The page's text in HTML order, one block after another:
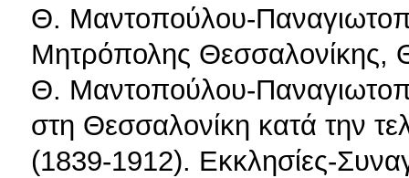
Θ. Μαντοπούλου-
Μητρόπολης Θεσσαλονίκης,
Θ. Μαντοπούλου-
στη Θεσσαλονίκη κατά την
(1839-1912). Εκκλησίες-